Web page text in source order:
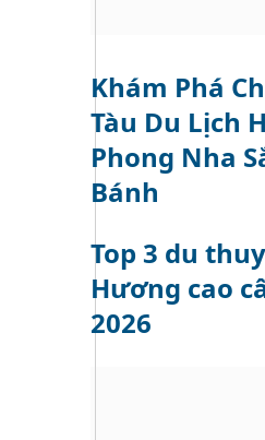
Khám Phá
Tàu Du Lịch
Phong Nha
Bánh
Top 3 du
Hương cao
2026